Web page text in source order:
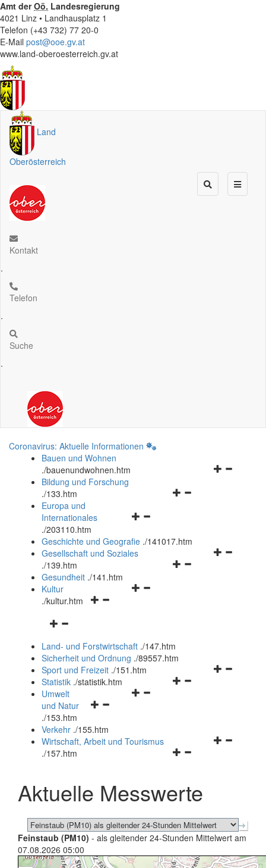
Amt derOö. Landesregierung
4021 Linz • Landhausplatz 1
Telefon (+43 732) 77 20-0
E-Mail post@ooe.gv.at
www.land-oberoesterreich.gv.at
Land
Oberösterreich
Kontakt
.
Telefon
.
Suche
.
Coronavirus: Aktuelle Informationen
Bauen und Wohnen
./bauenundwohnen.htm
Navigationsmenü
Bildung und Forschung
./133.htm
Navigationsmenü
und
schließen
Europa und
Internationales
./203110.htm
Geschichte und Geografie ./141017.htm
Navigationsmenü
Gesellschaft und Soziales
./139.htm
Navigationsmenü
Gesundheit ./141.htm
Navigationsmenü
Kultur
./kultur.htm
Navigationsmenü
und
schließen
Land- und Forstwirtschaft ./147.htm
Sicherheit und Ordnung ./89557.htm
Navigationsmenü
Sport und Freizeit ./151.htm
Navigationsmenü
Statistik ./statistik.htm
Navigationsmenü
und
schließen
Umwelt
und Natur
./153.htm
Verkehr ./155.htm
Navigationsmenü
schließen
Wirtschaft, Arbeit und Tourismus
./157.htm
Aktuelle Messwerte
Feinstaub (PM10) - als gleitender 24-Stunden Mittelwert am
07.08.2026 05:00